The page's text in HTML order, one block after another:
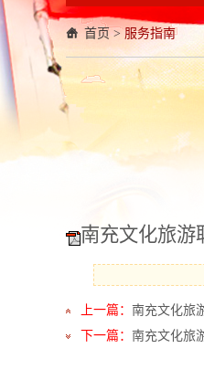
首页 >服务指南
南充文化旅游
上一篇： 南充文化旅
下一篇： 南充文化旅